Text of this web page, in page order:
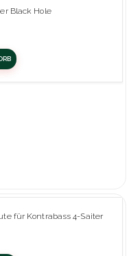
Black Hole
für Kontrabass 4-Saiter